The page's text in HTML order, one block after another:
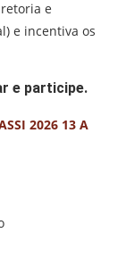
e
e incentiva os
e participe.
2026 13 A